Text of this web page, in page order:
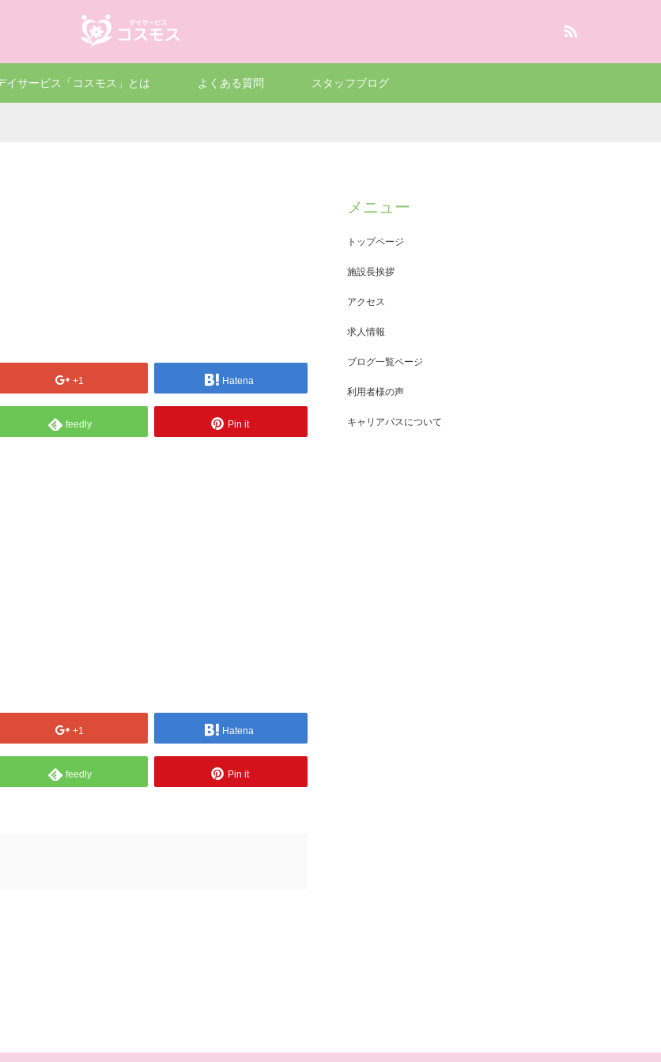
イサービス「コスモス」とは よくある質問 スタッフブログ
+1 Hatena
feedly Pin it
+1 Hatena
feedly Pin it
メニュー
トップページ
施設長挨拶
アクセス
求人情報
ブログ一覧ページ
利用者様の声
キャリアパスについて